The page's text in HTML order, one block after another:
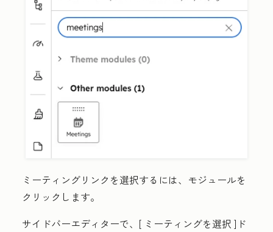
ミーティングリンクを選択するには、 モジュールを
クリックします。
サイドバーエディターで、[ ミーティングを選択 ]ド